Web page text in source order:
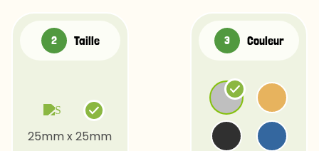
Taille
25mm x 25mm
Couleur